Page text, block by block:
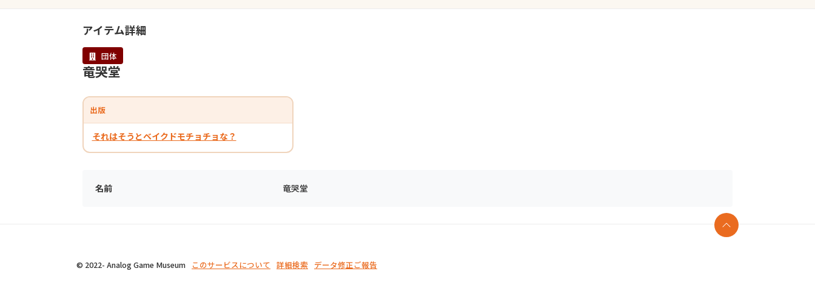
アイテム詳細
団体
竜哭堂
出版
それはそうとベイクドモチョチョな？
名前 竜哭堂
© 2022- Analog Game Museum このサービスについて 詳細検索 データ修正ご報告